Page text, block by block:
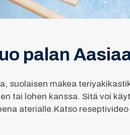
palan
suolaisen makea
tai lohen kanssa. Sitä voi
aterialle.Katso